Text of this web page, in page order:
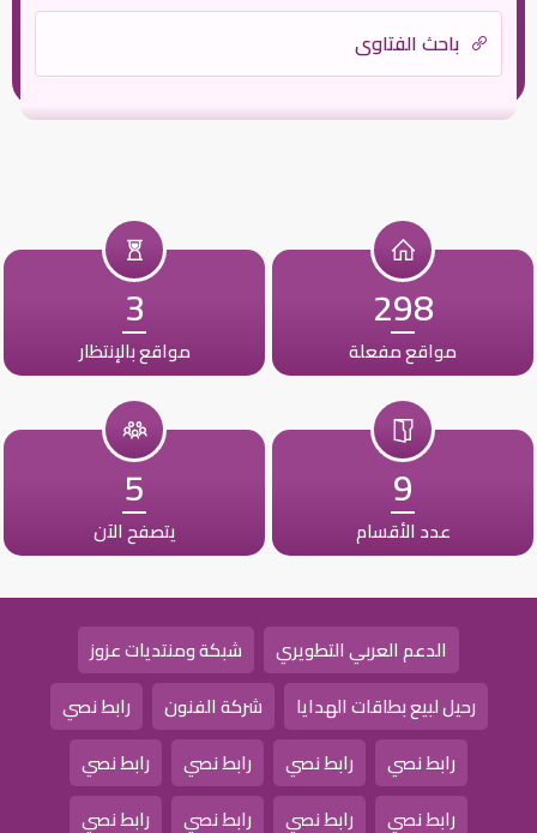
باحث الفتاوى
298
مواقع مفعلة
3
مواقع بالإنتظار
9
عدد الأقسام
5
يتصفح الآن
الدعم العربي التطويري
شبكة ومنتديات عزوز
رحيل لبيع بطاقات الهدايا
شركة الفنون
رابط نصي
رابط نصي
رابط نصي رابط نصي
رابط نصي
رابط نصي
رابط نصي رابط نصي رابط نصي